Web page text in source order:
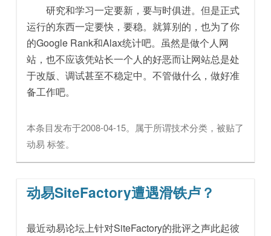
研究和学习一定要新，要与时俱进。但是正式
运行的东西一定要快，要稳。就算别的，也为了你
的Google Rank和Alax统计吧。虽然是做个人网
站，也不应该凭站长一个人的好恶而让网站总是处
于改版、调试甚至不稳定中。不管做什么，做好准
备工作吧。
本条目发布于2008-04-15。属于所谓技术分类，被贴了
动易 标签。
动易SiteFactory遭遇滑铁卢？
最近动易论坛上针对SiteFactory的批评之声此起彼